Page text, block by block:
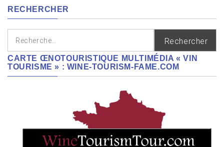
RECHERCHER
Rechercher :
CARTE ŒNOTOURISTIQUE MULTIMÉDIA « VIN
TOURISME » : WINE-TOURISM-FAME.COM